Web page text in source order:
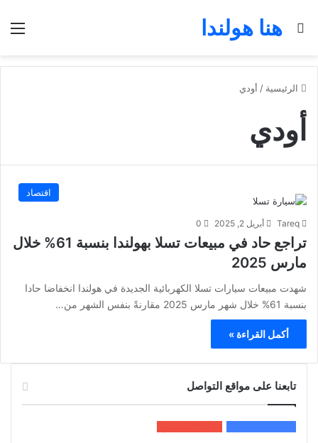
هنا هولندا
بحث عن
الرئيسية / أودي
أودي
اقتصاد
Tareq أبريل 2, 2025 0
تراجع حاد في مبيعات تسلا بهولندا بنسبة 61% خلال
مارس 2025
شهدت مبيعات سيارات تسلا الكهربائية الجديدة في هولندا انخفاضا حادا
بنسبة 61% خلال شهر مارس 2025 مقارنةً بنفس الشهر من…
أكمل القراءة »
تابعنا على مواقع التواصل